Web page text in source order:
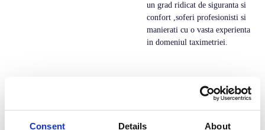
Consent Details About
un grad ridicat de siguranta si
confort ,soferi profesionisti si
manierati cu o vasta experienta
in domeniul taximetriei.